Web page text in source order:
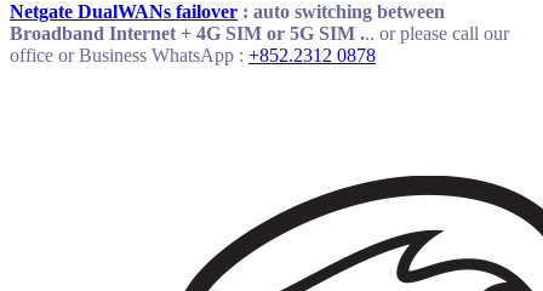
Netgate DualWANs failover : auto switching between
Broadband Internet + 4G SIM or 5G SIM ... or please call our
office or Business WhatsApp : +852.2312 0878